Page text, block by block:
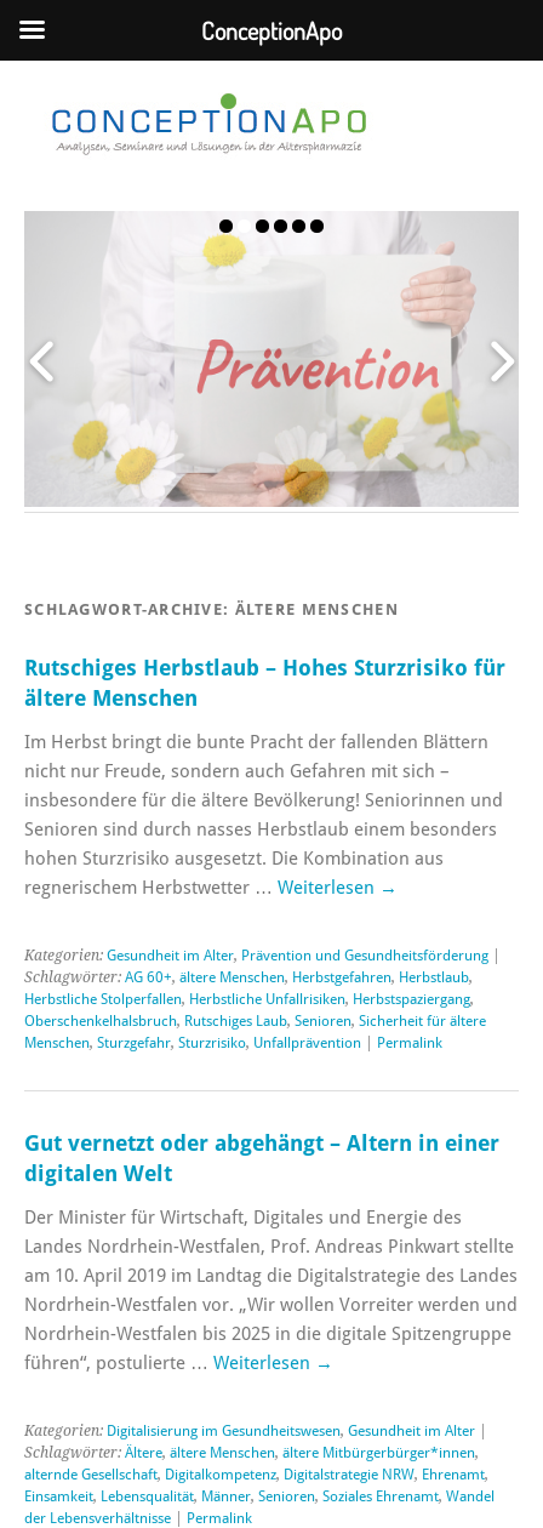
SCHLAGWORT-ARCHIVE: ÄLTERE MENSCHEN
Rutschiges Herbstlaub – Hohes Sturzrisiko für
ältere Menschen
Im Herbst bringt die bunte Pracht der fallenden Blättern
nicht nur Freude, sondern auch Gefahren mit sich –
insbesondere für die ältere Bevölkerung! Seniorinnen und
Senioren sind durch nasses Herbstlaub einem besonders
hohen Sturzrisiko ausgesetzt. Die Kombination aus
regnerischem Herbstwetter … Weiterlesen →
Kategorien: Gesundheit im Alter, Prävention und Gesundheitsförderung
Schlagwörter: AG 60+, ältere Menschen, Herbstgefahren, Herbstlaub,
Herbstliche Stolperfallen, Herbstliche Unfallrisiken, Herbstspaziergang,
Oberschenkelhalsbruch, Rutschiges Laub, Senioren, Sicherheit für ältere
Menschen, Sturzgefahr, Sturzrisiko, Unfallprävention Permalink
Gut vernetzt oder abgehängt – Altern in einer
digitalen Welt
Der Minister für Wirtschaft, Digitales und Energie des
Landes Nordrhein-Westfalen, Prof. Andreas Pinkwart stellte
am 10. April 2019 im Landtag die Digitalstrategie des Landes
Nordrhein-Westfalen vor. „Wir wollen Vorreiter werden und
Nordrhein-Westfalen bis 2025 in die digitale Spitzengruppe
führen“, postulierte … Weiterlesen →
Kategorien: Digitalisierung im Gesundheitswesen, Gesundheit im Alter
Schlagwörter: Ältere, ältere Menschen, ältere Mitbürgerbürger*innen,
alternde Gesellschaft, Digitalkompetenz, Digitalstrategie NRW, Ehrenamt,
Einsamkeit, Lebensqualität, Männer, Senioren, Soziales Ehrenamt, Wandel
der Lebensverhältnisse
Permalink
ConceptionApo